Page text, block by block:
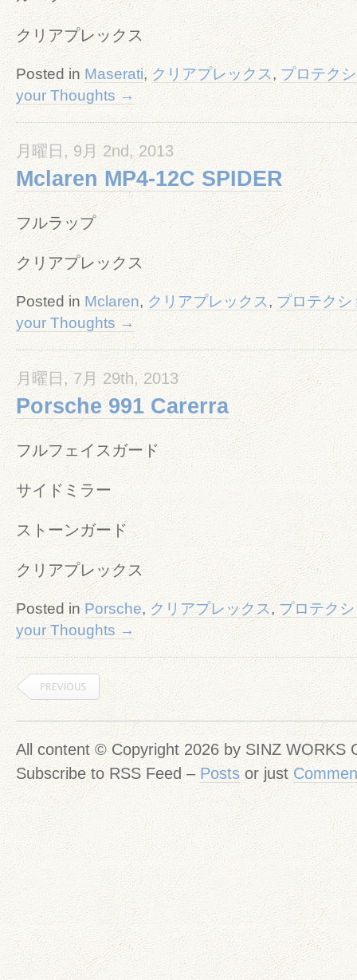
クリアプレックス
Posted in Maserati, クリアプレックス, プロテク
your Thoughts →
月曜日, 9月 2nd, 2013
Mclaren MP4-12C SPIDER
フルラップ
クリアプレックス
Posted in Mclaren, クリアプレックス, プロテク
your Thoughts →
月曜日, 7月 29th, 2013
Porsche 991 Carerra
フルフェイスガード
サイドミラー
ストーンガード
クリアプレックス
Posted inPorsche, クリアプレックス,プロテク
your Thoughts →
All content © Copyright 2026 by SINZ WORKS
Subscribe to RSS Feed – Posts or just